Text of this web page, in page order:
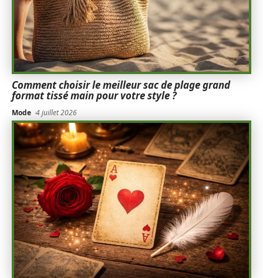
Comment choisir le meilleur sac de plage grand
format tissé main pour votre style ?
Mode 4 juillet 2026